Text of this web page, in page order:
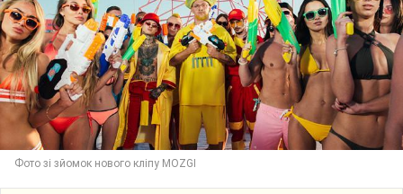
Фото зі зйомок нового кліпу MOZGI